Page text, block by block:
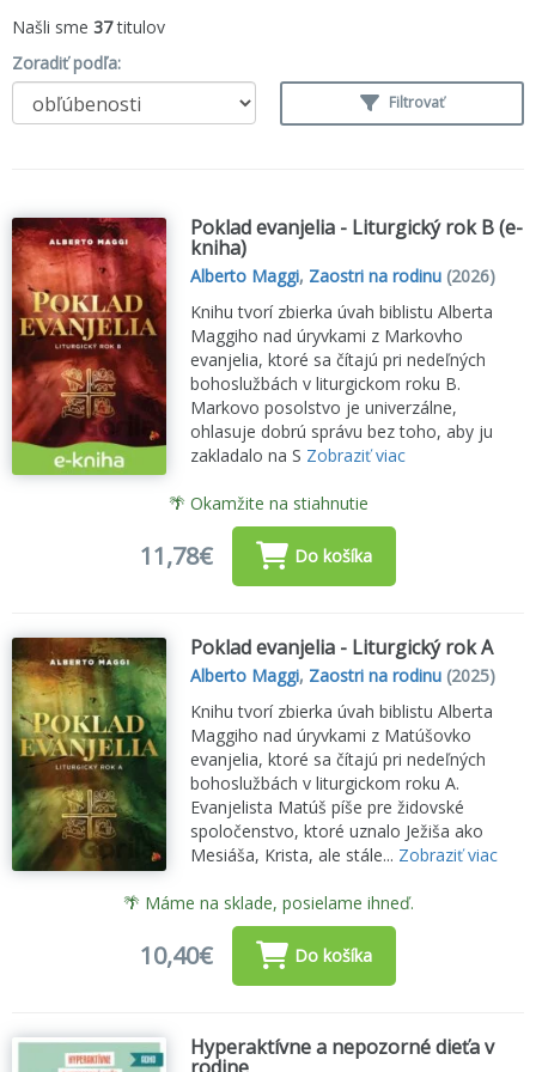
Našli sme 37titulov
Zoradiť podľa:
Filtrovať
Poklad evanjelia - Liturgický rok B (e-
kniha)
Alberto Maggi, Zaostri na rodinu (2026)
Knihu tvorí zbierka úvah biblistu Alberta
Maggiho nad úryvkami z Markovho
evanjelia, ktoré sa čítajú pri nedeľných
bohoslužbách v liturgickom roku B.
Markovo posolstvo je univerzálne,
ohlasuje dobrú správu bez toho, aby ju
zakladalo na S Zobraziť viac
🌴 Okamžite na stiahnutie
11,78€ Do košíka
Poklad evanjelia - Liturgický rok A
Alberto Maggi, Zaostri na rodinu (2025)
Knihu tvorí zbierka úvah biblistu Alberta
Maggiho nad úryvkami z Matúšovko
evanjelia, ktoré sa čítajú pri nedeľných
bohoslužbách v liturgickom roku A.
Evanjelista Matúš píše pre židovské
spoločenstvo, ktoré uznalo Ježiša ako
Mesiáša, Krista, ale stále... Zobraziť viac
🌴 Máme na sklade, posielame ihneď.
10,40€ Do košíka
Hyperaktívne a nepozorné dieťa v